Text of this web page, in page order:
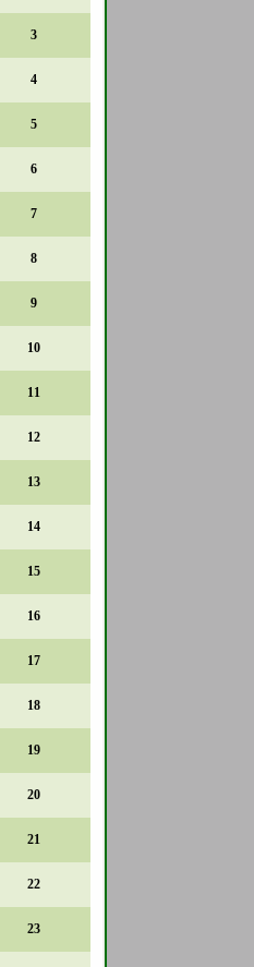
3
4
5
6
7
8
9
10
11
12
13
14
15
16
17
18
19
20
21
22
23